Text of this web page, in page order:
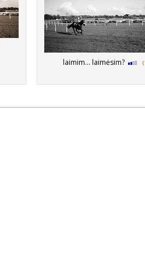
laimim... laimėsim?